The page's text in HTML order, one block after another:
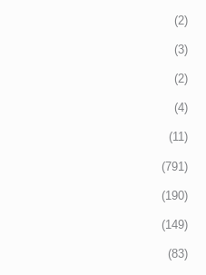
(2)
(3)
(2)
(4)
(11)
(791)
(190)
(149)
(83)
HA